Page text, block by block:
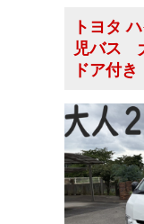
トヨタ
児バス
ドア付き